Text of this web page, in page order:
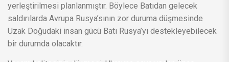
yerleştirilmesi planlanmıştır. Böylece Batıdan gelecek
saldırılarda Avrupa Rusya’sının zor duruma düşmesinde
Uzak Doğudaki insan gücü Batı Rusya’yı destekleyebilecek
bir durumda olacaktır.